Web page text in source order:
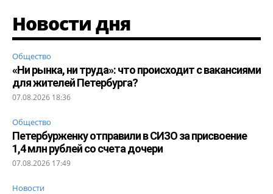
Новости дня
Общество
«Ни рынка, ни труда»: что происходит с вакансиями
для жителей Петербурга?
07.08.2026 18:36
Общество
Петербурженку отправили в СИЗО за присвоение
1,4 млн рублей со счета дочери
07.08.2026 17:49
Новости